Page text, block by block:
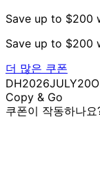
Save up to $200
Save up to $200
더 많은 쿠폰
Copy & Go
쿠폰이 작동하나요